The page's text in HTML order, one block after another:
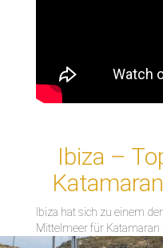
Ibiza –
Ibiza hat sich zu einem
Mittelmeer für Katamaran